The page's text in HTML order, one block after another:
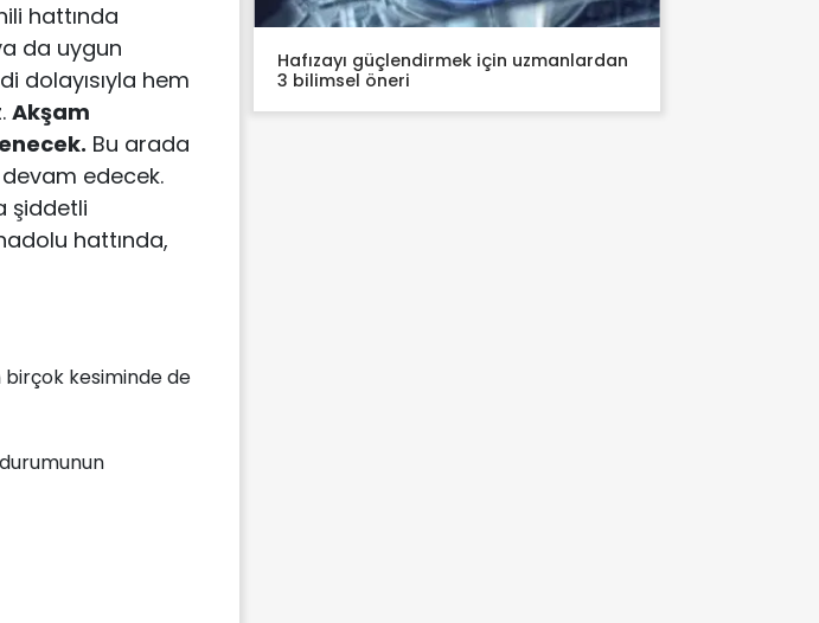
hattında
da uygun
dolayısıyla hem
Akşam
Bu arada
edecek.
şiddetli
hattında,
birçok kesiminde de
Hafızayı güçlendirmek için uzmanlardan
3 bilimsel öneri